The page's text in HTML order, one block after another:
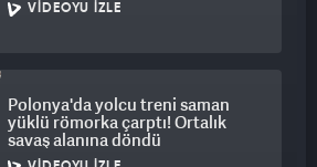
VIDEOYU İZLE
Polonya'da yolcu treni saman
yüklü römorka çarptı! Ortalık
savaş alanına döndü